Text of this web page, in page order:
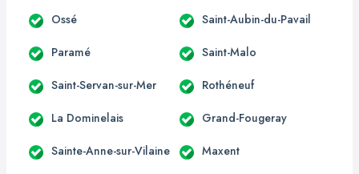
Ossé Saint-Aubin-du-Pavail
Paramé Saint-Malo
Saint-Servan-sur-Mer Rothéneuf
La Dominelais Grand-Fougeray
Sainte-Anne-sur-Vilaine Maxent